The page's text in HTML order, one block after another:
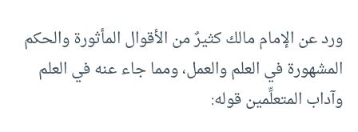
ورد عن الإمام مالك كثيرٌ من الأقوال المأثورة والحكم
المشهورة في العلم والعمل، ومما جاء عنه في العلم
وآداب المتعلِّمين قوله: